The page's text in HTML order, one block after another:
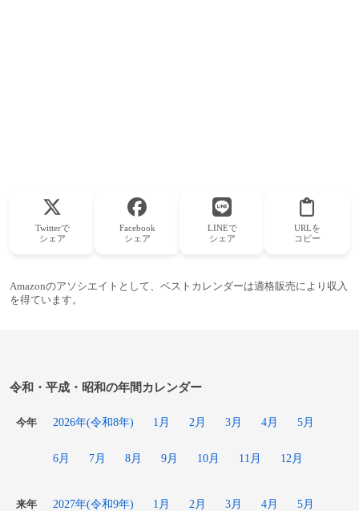
Twitterで
シェア
Facebook
シェア
LINEで
シェア
URLを
コピー
Amazonのアソシエイトとして、ベストカレンダーは適格販売により収入
を得ています。
令和・平成・昭和の年間カレンダー
今年 2026年(令和8年) 1月 2月 3月 4月 5月
6月 7月 8月 9月 10月 11月 12月
来年 2027年(令和9年) 1月 2月 3月 4月 5月